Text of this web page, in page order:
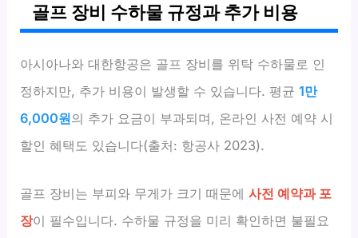
골프 장비 수하물 규정과 추가 비용
아시아나와 대한항공은 골프 장비를 위탁 수하물로 인
정하지만, 추가 비용이 발생할 수 있습니다. 평균1만
6,000원의 추가 요금이 부과되며, 온라인 사전 예약 시
할인 혜택도 있습니다(출처: 항공사 2023).
골프 장비는 부피와 무게가 크기 때문에사전 예약과 포
장이 필수입니다. 수하물 규정을 미리 확인하면 불필요